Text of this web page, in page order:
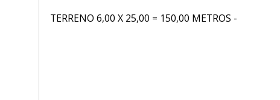
TERRENO 6,00 X 25,00 = 150,00 METROS -